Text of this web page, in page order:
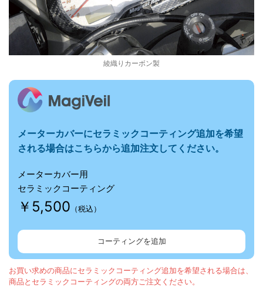
B
9
R
e
B
綾織りカーボン製
メーターカバーにセラミックコーティング追加を希望
される場合はこちらから追加注文してください。
メーターカバー用
セラミックコーティング
￥5,500 （税込）
コーティングを追加
お買い求めの商品にセラミックコーティング追加を希望される場合は、
商品とセラミックコーティングの両方ご注文ください。